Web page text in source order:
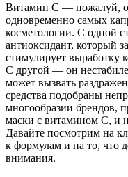
Витамин С — пожалуй,
одновременно самых
косметологии. С одной
антиоксидант, который
стимулирует выработку
С другой — он
может вызвать
средства подобраны
многообразии брендов,
маски с витамином С, и
Давайте посмотрим на
к формулам и на то, что
внимания.